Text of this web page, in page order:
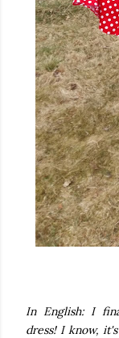
In English: I
dress! I know,